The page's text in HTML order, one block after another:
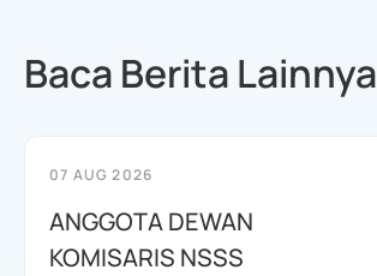
Baca Berita Lainnya
07 AUG 2026
ANGGOTA DEWAN
KOMISARIS NSSS